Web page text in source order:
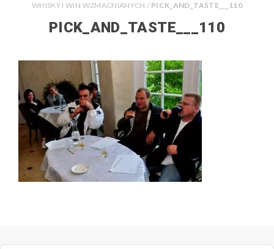
WHISKY I WIN WZMACNIANYCH / PICK_AND_TASTE___110
PICK_AND_TASTE___110